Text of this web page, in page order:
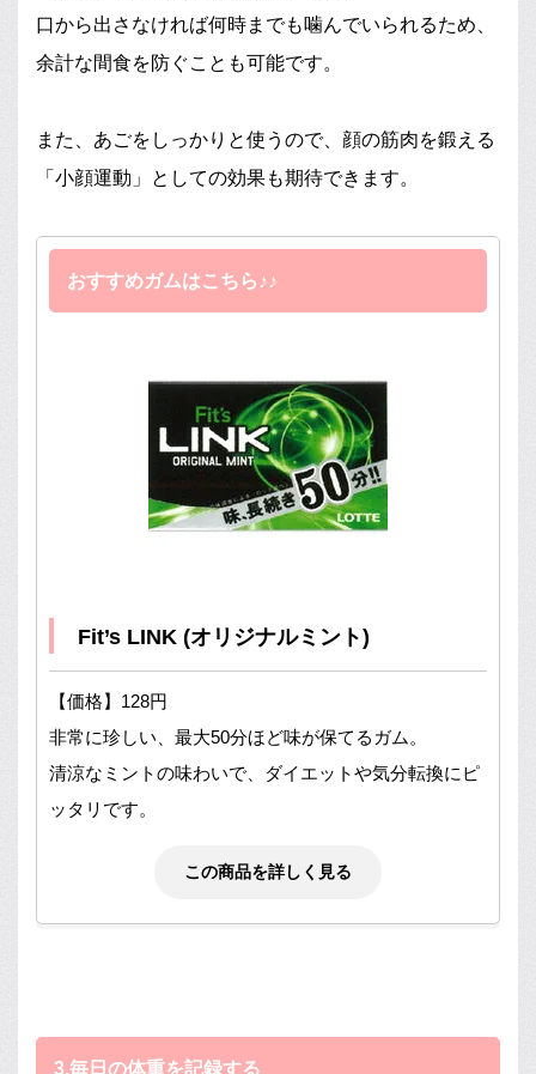
口から出さなければ何時までも噛んでいられるため、
余計な間食を防ぐことも可能です。
また、あごをしっかりと使うので、顔の筋肉を鍛える
「小顔運動」としての効果も期待できます。
おすすめガムはこちら♪♪
Fit’s LINK (オリジナルミント)
【価格】128円
非常に珍しい、最大50分ほど味が保てるガム。
清涼なミントの味わいで、ダイエットや気分転換にピ
ッタリです。
この商品を詳しく見る
3.毎日の体重を記録する